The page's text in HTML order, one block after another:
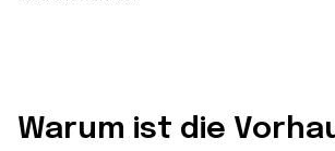
Warum ist die